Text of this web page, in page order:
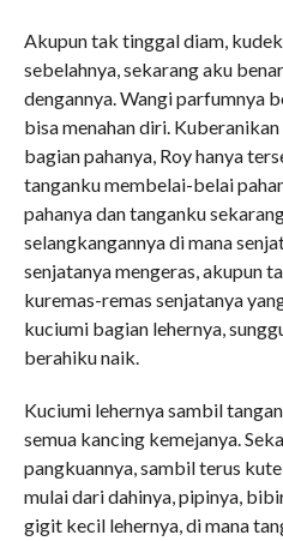
Akupun tak tinggal diam,
sebelahnya, sekarang aku
dengannya. Wangi parfumnya
bisa menahan diri.
bagian pahanya, Roy hanya
tanganku membelai-belai
pahanya dan tanganku
selangkangannya di mana
senjatanya mengeras, akupun
kuremas-remas senjatanya
kuciumi bagian lehernya,
berahiku naik.
Kuciumi lehernya sambil
semua kancing kemejanya.
pangkuannya, sambil terus
mulai dari dahinya, pipinya,
gigit kecil lehernya, di mana